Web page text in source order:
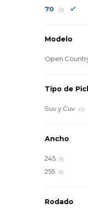
70 (2)
Modelo
Open
Tipo de
Suv y Cuv (2)
Ancho
245 (1)
255 (1)
Rodado